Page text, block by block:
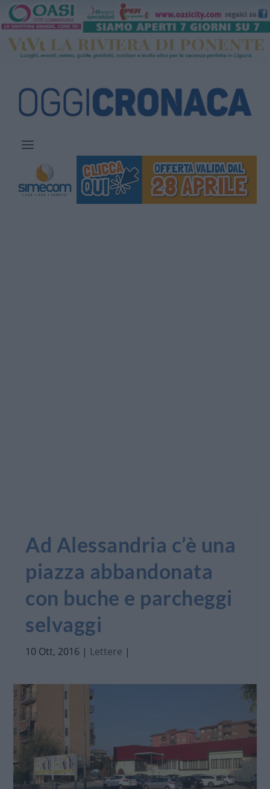
Ad Alessandria c’è una
piazza abbandonata
con buche e parcheggi
selvaggi
10 Ott, 2016 | Lettere |